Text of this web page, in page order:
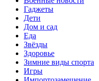
Гаджеты
Дети
Дом и сад
Еда
Звёзды
Здоровье
Зимние виды спорта
Игры